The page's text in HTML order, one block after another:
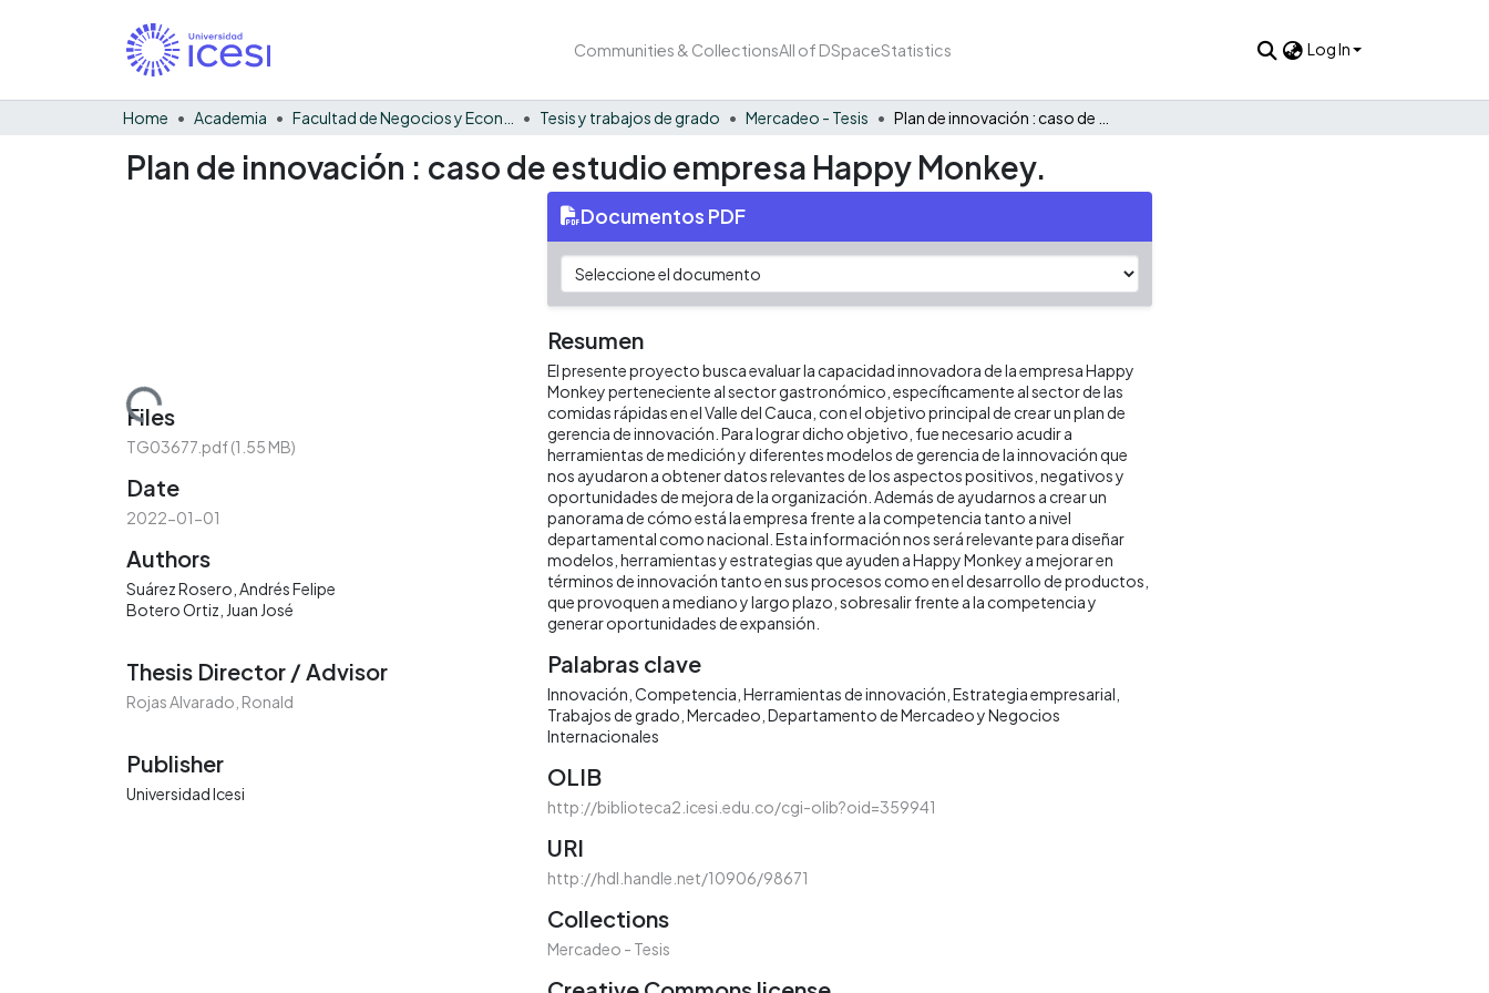
Communities & CollectionsAll of DSpaceStatistics Log In
Home Academia Tesis y trabajos de grado Mercadeo - Tesis
Plan de innovación : caso de estudio empresa Happy Monkey.
Loading...
Files
TG03677.pdf(1.55 MB)
Date
2022-01-01
Authors
Suárez Rosero, Andrés Felipe
Botero Ortiz, Juan José
Thesis Director / Advisor
Rojas Alvarado, Ronald
Publisher
Universidad Icesi
Documentos PDF
Resumen
El presente proyecto busca evaluar la capacidad innovadora de la empresa Happy
Monkey perteneciente al sector gastronómico, específicamente al sector de las
comidas rápidas en el Valle del Cauca, con el objetivo principal de crear un plan de
gerencia de innovación. Para lograr dicho objetivo, fue necesario acudir a
herramientas de medición y diferentes modelos de gerencia de la innovación que
nos ayudaron a obtener datos relevantes de los aspectos positivos, negativos y
oportunidades de mejora de la organización. Además de ayudarnos a crear un
panorama de cómo está la empresa frente a la competencia tanto a nivel
departamental como nacional. Esta información nos será relevante para diseñar
modelos, herramientas y estrategias que ayuden a Happy Monkey a mejorar en
términos de innovación tanto en sus procesos como en el desarrollo de productos,
que provoquen a mediano y largo plazo, sobresalir frente a la competencia y
generar oportunidades de expansión.
Palabras clave
Innovación Competencia Herramientas de innovación Estrategia empresarial
Trabajos de grado Mercadeo Departamento de Mercadeo y Negocios
Internacionales
OLIB
http://biblioteca2.icesi.edu.co/cgi-olib?oid=359941
URI
http://hdl.handle.net/10906/98671
Collections
Mercadeo - Tesis